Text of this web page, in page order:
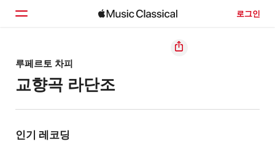
로그인
홈
둘러보기
검색
루페르토 차피
교향곡 라단조
인기 레코딩